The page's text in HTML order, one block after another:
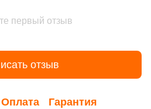
первый отзыв
отзыв
Оплата Гарантия